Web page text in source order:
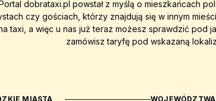
dobrataxi.pl powstał z myślą o mieszkańcach
czy gościach, którzy znajdują się w innym
taxi, a więc u nas już teraz możesz sprawdzić pod
zamówisz taryfę pod wskazaną
MIASTA WOJEWÓDZTWA